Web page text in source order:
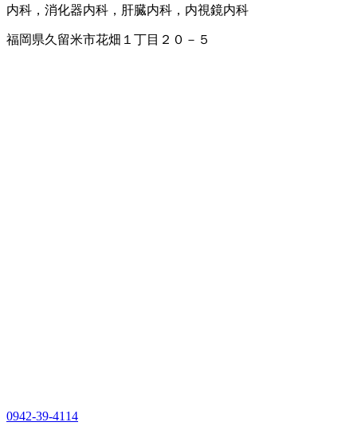
内科，消化器内科，肝臓内科，内視鏡内科
福岡県久留米市花畑１丁目２０－５
0942-39-4114